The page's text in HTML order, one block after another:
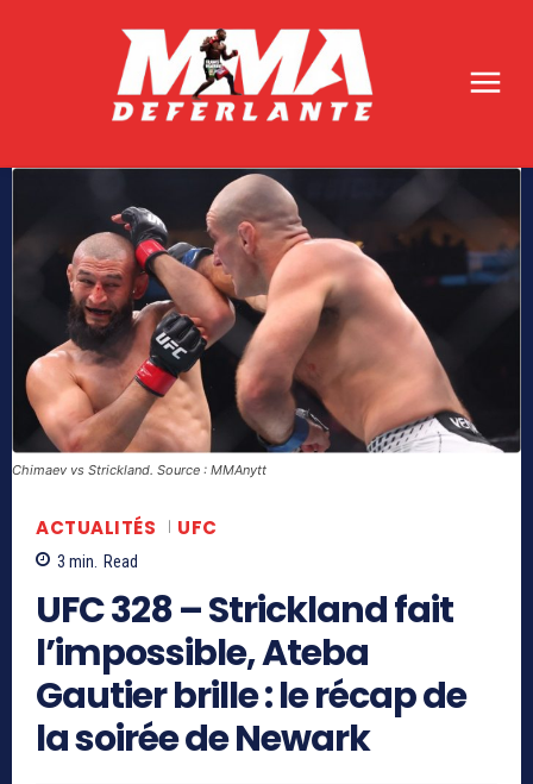
Chimaev vs Strickland. Source : MMAnytt
ACTUALITÉS UFC
3 min. Read
UFC 328 – Strickland fait
l’impossible, Ateba
Gautier brille : le récap de
la soirée de Newark